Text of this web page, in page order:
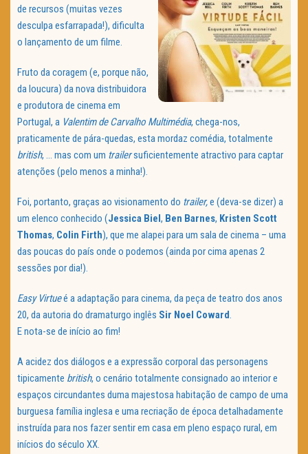
de recursos (muitas vezes
desculpa esfarrapada!), dificulta
o lançamento de um filme.
Fruto da coragem (e, porque não,
da loucura) da nova distribuidora
e produtora de cinema em
Portugal, a Valentim de Carvalho Multimédia, chega-nos,
praticamente de pára-quedas, esta mordaz comédia, totalmente
british, … mas com um trailersuficientemente atractivo para captar
atenções (pelo menos a minha!).
Foi, portanto, graças ao visionamento do trailer,e (deva-se dizer) a
um elenco conhecido (Jessica Biel, Ben Barnes, Kristen Scott
Thomas, Colin Firth), que me alapei para um sala de cinema – uma
das poucas do país onde o podemos (ainda por cima apenas 2
sessões por dia!).
Easy Virtueé a adaptação para cinema, da peça de teatro dos anos
20, da autoria do dramaturgo inglês Sir Noel Coward.
E nota-se de início ao fim!
A acidez dos diálogos e a expressão corporal das personagens
tipicamente british, o cenário totalmente consignado ao interior e
espaços circundantes duma majestosa habitação de campo de uma
burguesa família inglesa e uma recriação de época detalhadamente
instruída para nos fazer sentir em casa em pleno espaço rural, em
inícios do século XX.